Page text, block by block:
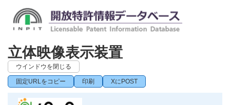
立体映像表示装置
ウインドウを閉じる
固定URLをコピー 印刷 XにPOST